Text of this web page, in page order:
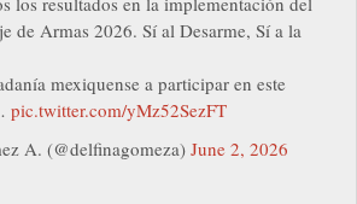
de Armas 2026. Sí al Desarme, Sí a la
mexiquense a participar en este
pic.twitter.com/yMz52SezFT
A. (@delfinagomeza) June 2, 2026